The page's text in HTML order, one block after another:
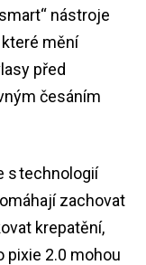
nástroje
mění
před
česáním
s technologií
zachovat
krepatění,
pixie 2.0 mohou